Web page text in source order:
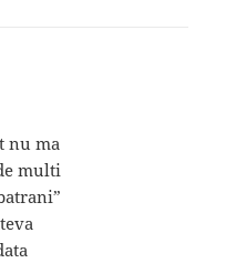
nu ma
multi